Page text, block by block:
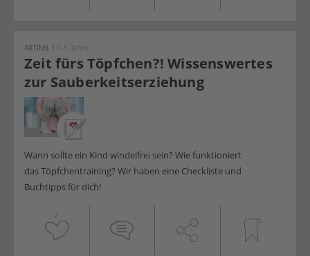
Zeit fürs Töpfchen?! Wissenswertes
zur Sauberkeitserziehung
ARTIKEL | 0-5 Jahre
Wann sollte ein Kind windelfrei sein? Wie funktioniert
das Töpfchentraining? Wir haben eine Checkliste und
Buchtipps für dich!
2